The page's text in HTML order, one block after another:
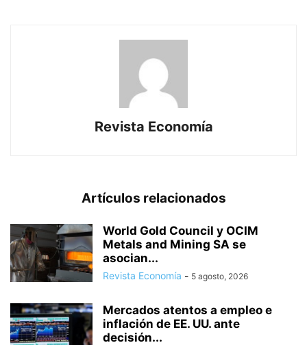
Revista Economía
Artículos relacionados
World Gold Council y OCIM
Metals and Mining SA se
asocian...
Revista Economía - 5 agosto, 2026
Mercados atentos a empleo e
inflación de EE. UU. ante
decisión...